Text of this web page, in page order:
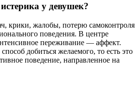
у девушек?
крики, жалобы, потерю самоконтроля
поведения. В центре
переживание — аффект.
добиться желаемого, то есть это
поведение, направленное на